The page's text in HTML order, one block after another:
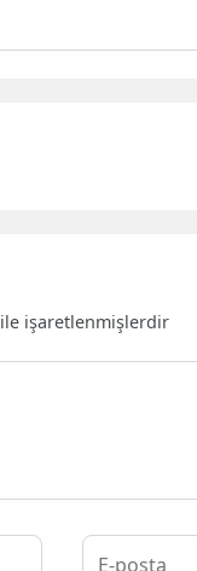
ile işaretlenmişlerdir